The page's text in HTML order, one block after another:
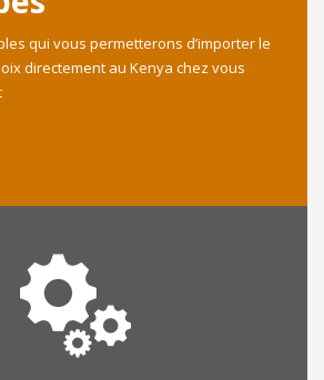
qui vous permetterons d’importer le
directement au Kenya chez vous